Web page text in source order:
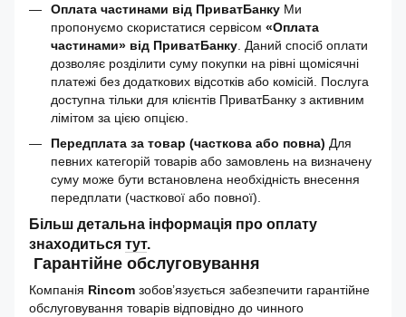
Оплата частинами від ПриватБанку Ми
пропонуємо скористатися сервісом «Оплата
частинами» від ПриватБанку . Даний спосіб оплати
дозволяє розділити суму покупки на рівні щомісячні
платежі без додаткових відсотків або комісій. Послуга
доступна тільки для клієнтів ПриватБанку з активним
лімітом за цією опцією.
Передплата за товар (часткова або повна) Для
певних категорій товарів або замовлень на визначену
суму може бути встановлена необхідність внесення
передплати (часткової або повної).
Більш детальна інформація про оплату
знаходиться тут.
Гарантійне обслуговування
Компанія Rincom зобов’язується забезпечити гарантійне
обслуговування товарів відповідно до чинного